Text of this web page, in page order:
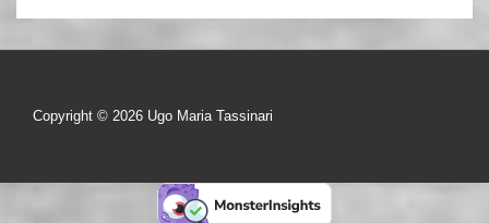
Copyright © 2026 Ugo Maria Tassinari